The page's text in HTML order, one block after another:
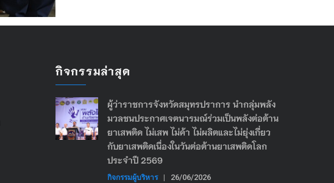
กิจกรรมล่าสุด
ผู้ว่าราชการจังหวัดสมุทรปราการ นำกลุ่มพลัง
มวลชนประกาศเจตนารมณ์ร่วมเป็นพลังต่อต้าน
ยาเสพติด ไม่เสพ ไม่ค้า ไม่ผลิตและไม่ยุ่งเกี่ยว
กับยาเสพติดเนื่องในวันต่อต้านยาเสพติดโลก
ประจำปี 2569
กิจกรรมผู้บริหาร | 26/06/2026